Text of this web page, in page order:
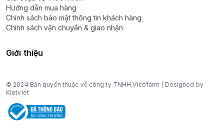
Hướng dẫn mua hàng
Chính sách bảo mật thông tin khách hàng
Chính sách vận chuyển & giao nhận
Giới thiệu
© 2024 Bản quyền thuộc về công ty TNHH Vicofarm | Designed by
Kiotviet